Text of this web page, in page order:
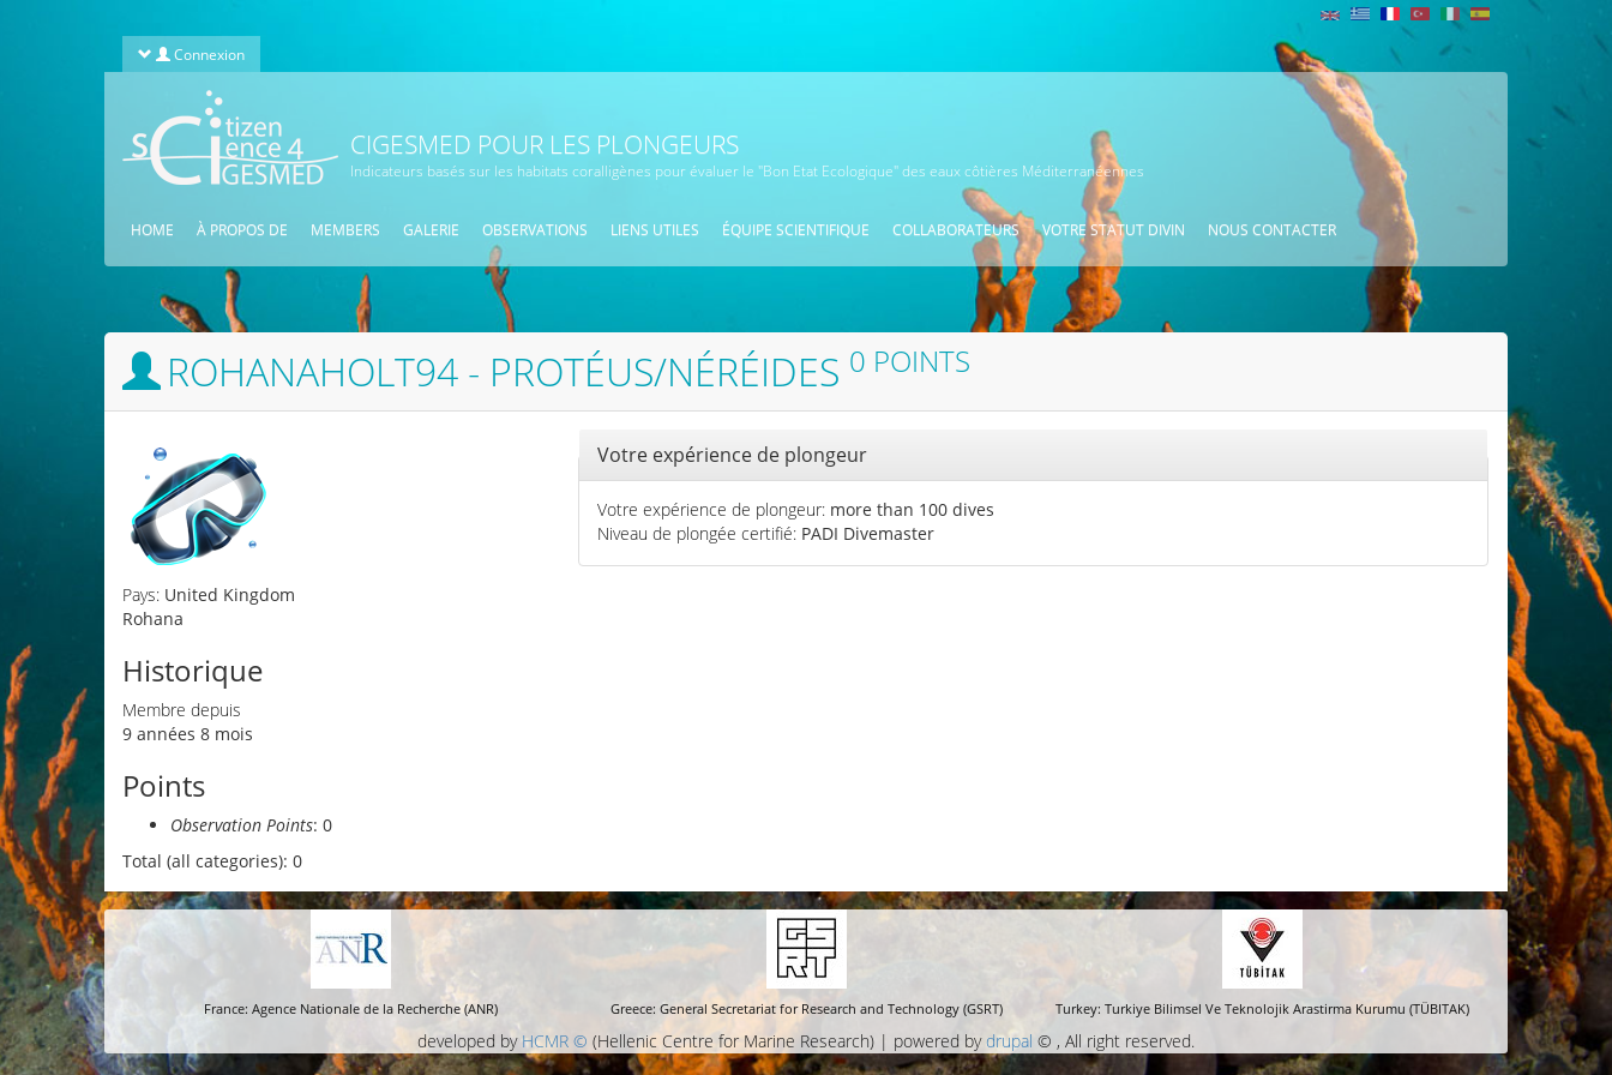
Connexion
CIGESMED POUR LES PLONGEURS
Indicateurs basés sur les habitats coralligènes pour évaluer le "Bon Etat Ecologique" des eaux côtières Méditerranéennes
HOME À PROPOS DE MEMBERS GALERIE OBSERVATIONS LIENS UTILES ÉQUIPE SCIENTIFIQUE COLLABORATEURS VOTRE STATUT DIVIN NOUS CONTACTER
ROHANAHOLT94 - PROTÉUS/NÉRÉIDES 0 POINTS
Pays: United Kingdom
Rohana
Historique
Membre depuis
9 années 8 mois
Points
Observation Points: 0
Total (all categories): 0
Masquer
Votre expérience de plongeur
Votre expérience de plongeur: more than 100 dives
Niveau de plongée certifié: PADI Divemaster
France: Agence Nationale de la Recherche (ANR) Greece: General Secretariat for Research and Technology (GSRT) Turkey: Turkiye Bilimsel Ve Teknolojik Arastirma Kurumu (TÜBITAK)
developed by HCMR © (Hellenic Centre for Marine Research) | powered bydrupal © , All right reserved.